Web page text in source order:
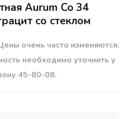
Aurum Co 34
со стеклом
очень часто изменяются.
необходимо уточнить у
45-80-08.